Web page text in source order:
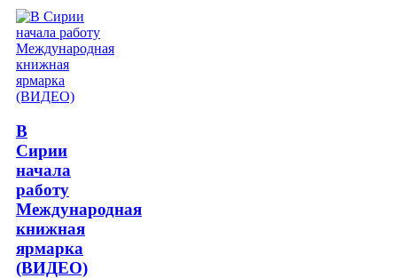
В
Сирии
начала
работу
Международная
книжная
ярмарка
(ВИДЕО)